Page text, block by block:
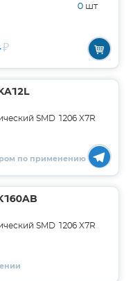
0 шт
₽
SMD 1206 X7R
по применению
SMD 1206 X7R